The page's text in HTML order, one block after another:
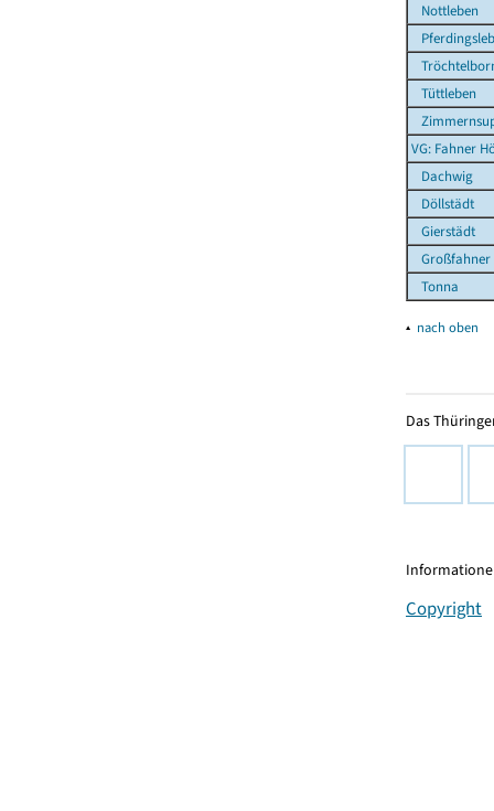
Nottleben
Tüttleben
VG: Fahner
Dachwig
Döllstädt
Gierstädt
Großfahner
Tonna
▴ nach oben
Das
Copyright